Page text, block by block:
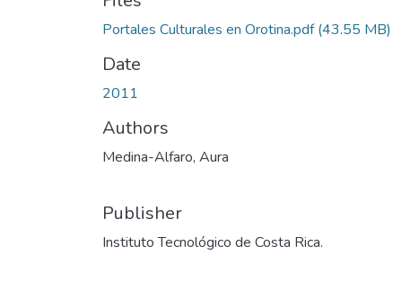
Portales Culturales en Orotina.pdf(43.55 MB)
Date
2011
Authors
Medina-Alfaro, Aura
Publisher
Instituto Tecnológico de Costa Rica.